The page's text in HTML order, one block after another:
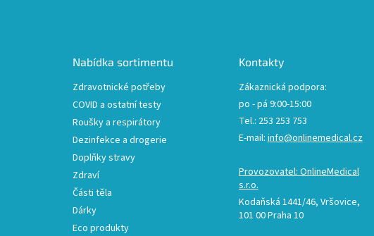
Nabídka sortimentu
Zdravotnické potřeby
COVID a ostatní testy
Roušky a respirátory
Dezinfekce a drogerie
Doplňky stravy
Zdraví
Části těla
Dárky
Eco produkty
Kontakty
Zákaznická podpora:
po - pá 9:00-15:00
Tel.: 253 253 753
E-mail: info@onlinemedical.cz
Provozovatel: OnlineMedical
s.r.o.
Kodaňská 1441/46, Vršovice,
101 00 Praha 10